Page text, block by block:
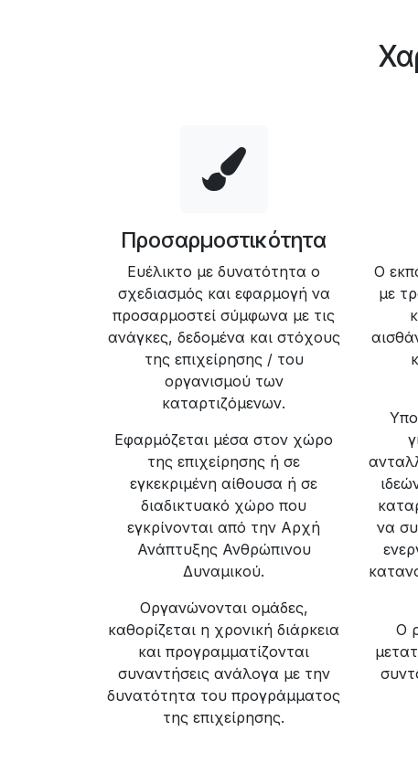
Προσαρμοστικότητα
Ευέλικτο με δυνατότητα ο
σχεδιασμός και εφαρμογή να
προσαρμοστεί σύμφωνα με τις
ανάγκες, δεδομένα και στόχους
της επιχείρησης / του
οργανισμού των
καταρτιζόμενων.
Εφαρμόζεται μέσα στον χώρο
της επιχείρησης ή σε
εγκεκριμένη αίθουσα ή σε
διαδικτυακό χώρο που
εγκρίνονται από την Αρχή
Ανάπτυξης Ανθρώπινου
Δυναμικού.
Οργανώνονται ομάδες,
καθορίζεται η χρονική διάρκεια
και προγραμματίζονται
συναντήσεις ανάλογα με την
δυνατότητα του προγράμματος
της επιχείρησης.
Ο
με
να
Ο